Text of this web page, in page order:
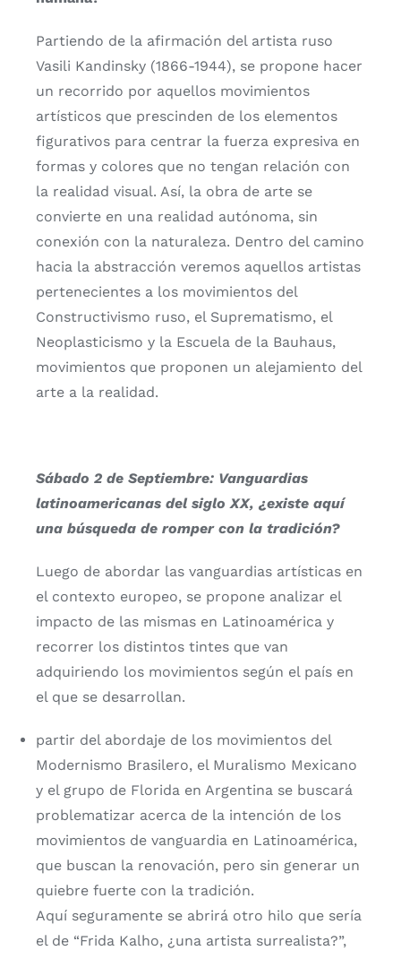
Partiendo de la afirmación del artista ruso
Vasili Kandinsky (1866-1944), se propone hacer
un recorrido por aquellos movimientos
artísticos que prescinden de los elementos
figurativos para centrar la fuerza expresiva en
formas y colores que no tengan relación con
la realidad visual. Así, la obra de arte se
convierte en una realidad autónoma, sin
conexión con la naturaleza. Dentro del camino
hacia la abstracción veremos aquellos artistas
pertenecientes a los movimientos del
Constructivismo ruso, el Suprematismo, el
Neoplasticismo y la Escuela de la Bauhaus,
movimientos que proponen un alejamiento del
arte a la realidad.
Sábado 2 de Septiembre: Vanguardias
latinoamericanas del siglo XX, ¿existe aquí
una búsqueda de romper con la tradición?
Luego de abordar las vanguardias artísticas en
el contexto europeo, se propone analizar el
impacto de las mismas en Latinoamérica y
recorrer los distintos tintes que van
adquiriendo los movimientos según el país en
el que se desarrollan.
partir del abordaje de los movimientos del
Modernismo Brasilero, el Muralismo Mexicano
y el grupo de Florida en Argentina se buscará
problematizar acerca de la intención de los
movimientos de vanguardia en Latinoamérica,
que buscan la renovación, pero sin generar un
quiebre fuerte con la tradición.
Aquí seguramente se abrirá otro hilo que sería
el de “Frida Kalho, ¿una artista surrealista?”,